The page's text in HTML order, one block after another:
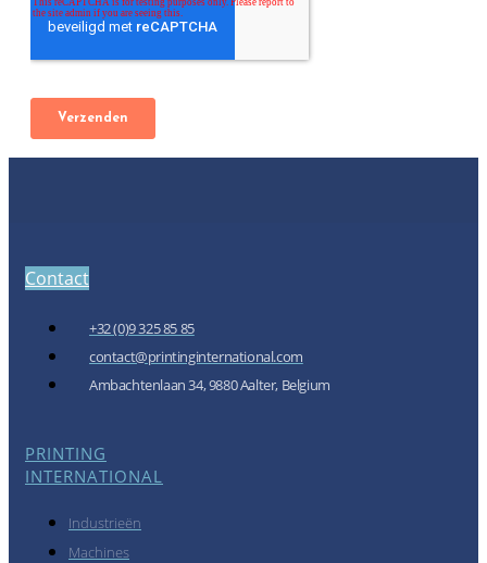
Contact
+32 (0)9 325 85 85
contact@printinginternational.com
Ambachtenlaan 34, 9880 Aalter, Belgium
PRINTING
INTERNATIONAL
Industrieën
Machines